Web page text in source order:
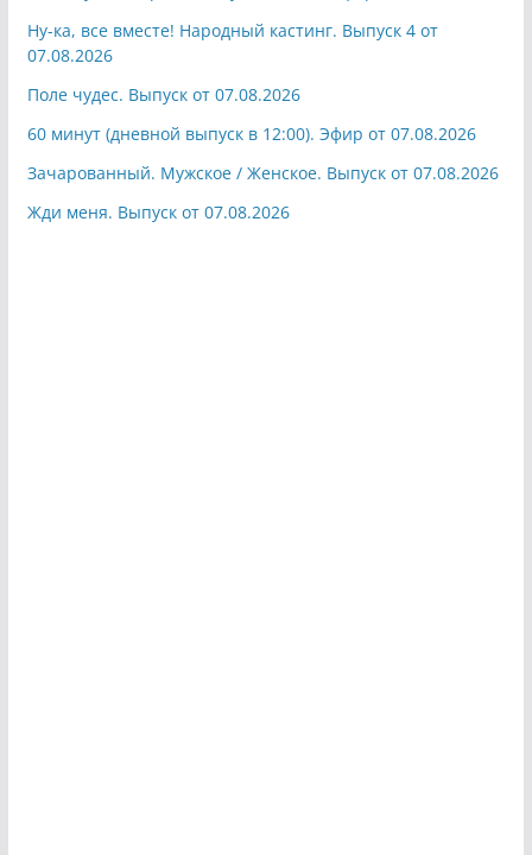
Ну-ка, все вместе! Народный кастинг. Выпуск 4 от
07.08.2026
Поле чудес. Выпуск от 07.08.2026
60 минут (дневной выпуск в 12:00). Эфир от 07.08.2026
Зачарованный. Мужское / Женское. Выпуск от 07.08.2026
Жди меня. Выпуск от 07.08.2026